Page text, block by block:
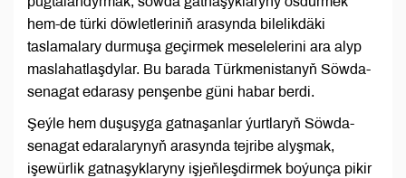
hem-de türki döwletleriniň arasynda bilelikdäki
taslamalary durmuşa geçirmek meselelerini ara alyp
maslahatlaşdylar. Bu barada Türkmenistanyň Söwda-
senagat edarasy penşenbe güni habar berdi.
Şeýle hem duşuşyga gatnaşanlar ýurtlaryň Söwda-
senagat edaralarynyň arasynda tejribe alyşmak,
işewürlik gatnaşyklaryny işjeňleşdirmek boýunça pikir